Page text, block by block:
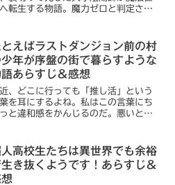
転生する物語。魔力ゼロと判定され
衝突が知的好奇心を刺激する。
とえばラストダンジョン前の村
少年が序盤の街で暮らすような
あらすじ＆感想
、どこに行っても「推し活」という
を耳にするよね。私はこの言葉にち
と違和感をかんじるのだ。悪いと言
オタクである私にとって、オタク的
はわざわざ「推し」た...
人高校生たちは異世界でも余裕
生き抜くようです！あらすじ＆